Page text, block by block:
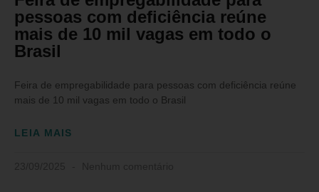
pessoas com deficiência reúne
mais de 10 mil vagas em todo o
Brasil
Feira de empregabilidade para pessoas com deficiência reúne
mais de 10 mil vagas em todo o Brasil
LEIA MAIS